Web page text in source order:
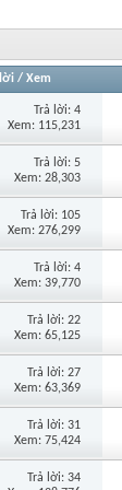
/ Xem
Trả lời: 4
Xem: 115,231
Trả lời: 5
Xem: 28,303
Trả lời: 105
Xem: 276,299
Trả lời: 4
Xem: 39,770
Trả lời: 22
Xem: 65,125
Trả lời: 27
Xem: 63,369
Trả lời: 31
Xem: 75,424
Trả lời: 34